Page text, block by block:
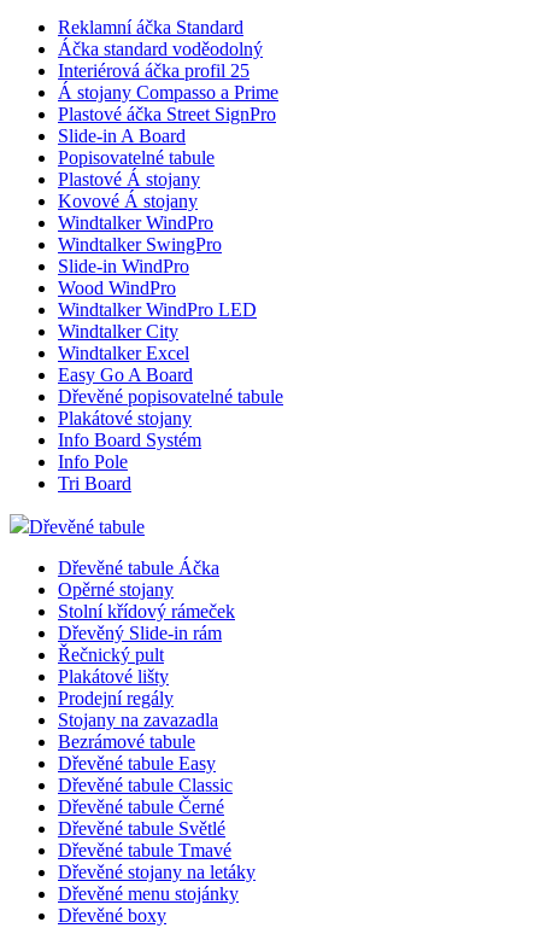
Reklamní áčka Standard
Áčka standard voděodolný
Interiérová áčka profil 25
Á stojany Compasso a Prime
Plastové áčka Street SignPro
Slide-in A Board
Popisovatelné tabule
Plastové Á stojany
Kovové Á stojany
Windtalker WindPro
Windtalker SwingPro
Slide-in WindPro
Wood WindPro
Windtalker WindPro LED
Windtalker City
Windtalker Excel
Easy Go A Board
Dřevěné popisovatelné tabule
Plakátové stojany
Info Board Systém
Info Pole
Tri Board
Dřevěné tabule
Dřevěné tabule Áčka
Opěrné stojany
Stolní křídový rámeček
Dřevěný Slide-in rám
Řečnický pult
Plakátové lišty
Prodejní regály
Stojany na zavazadla
Bezrámové tabule
Dřevěné tabule Easy
Dřevěné tabule Classic
Dřevěné tabule Černé
Dřevěné tabule Světlé
Dřevěné tabule Tmavé
Dřevěné stojany na letáky
Dřevěné menu stojánky
Dřevěné boxy